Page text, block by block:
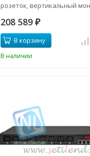
розеток, вертикальный
208 589 ₽
В корзину
В наличии